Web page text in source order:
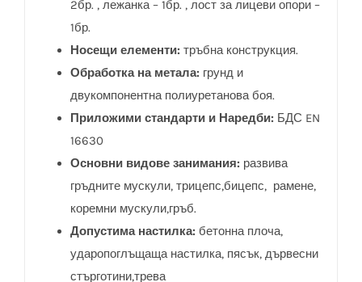
2бр. , лежанка – 1бр. , лост за лицеви опори –
1бр.
Носещи елементи: тръбна конструкция.
Обработка на метала: грунд и
двукомпонентна полиуретанова боя.
Приложими стандарти и Наредби: БДС EN
16630
Основни видове занимания: развива
гръдните мускули, трицепс,бицепс, рамене,
коремни мускули,гръб.
Допустима настилка: бетонна плоча,
ударопоглъщаща настилка, пясък, дървесни
стърготини,трева